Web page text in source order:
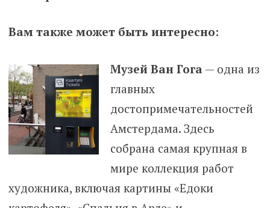
Вам также может быть интересно:
Музей Ван Гога — одна из
главных
достопримечательностей
Амстердама. Здесь
собрана самая крупная в
мире коллекция работ
художника, включая картины «Едоки